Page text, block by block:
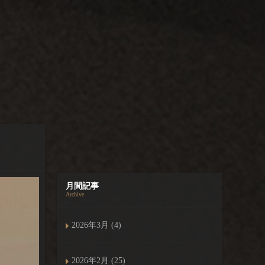
月間記事
Archive
2026年3月 (4)
2026年2月 (25)